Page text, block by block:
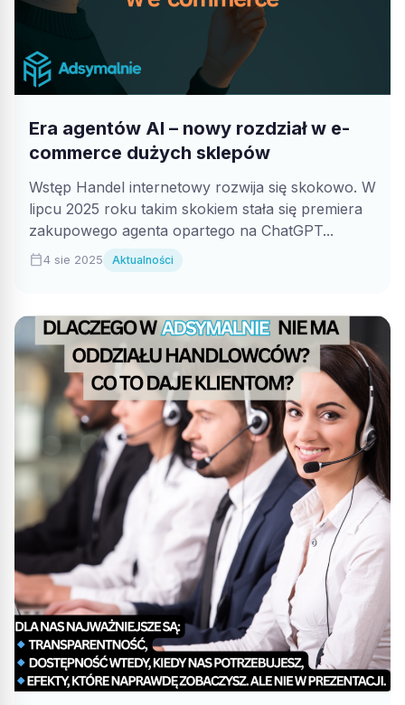
Era agentów AI – nowy rozdział w e-
commerce dużych sklepów
Wstęp Handel internetowy rozwija się skokowo. W
lipcu 2025 roku takim skokiem stała się premiera
zakupowego agenta opartego na ChatGPT...
calendar_today4 sie 2025 Aktualności